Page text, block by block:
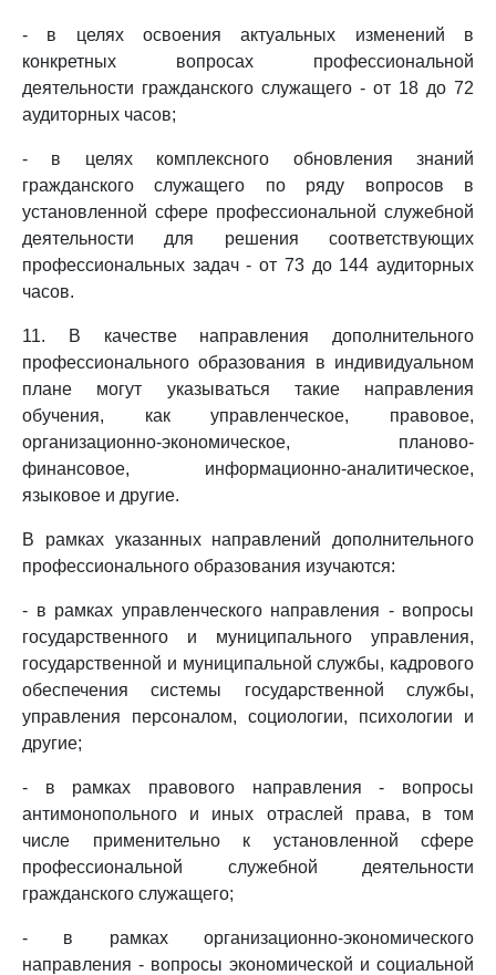
- в целях освоения актуальных изменений в
конкретных вопросах профессиональной
деятельности гражданского служащего - от 18 до 72
аудиторных часов;
- в целях комплексного обновления знаний
гражданского служащего по ряду вопросов в
установленной сфере профессиональной служебной
деятельности для решения соответствующих
профессиональных задач - от 73 до 144 аудиторных
часов.
11. В качестве направления дополнительного
профессионального образования в индивидуальном
плане могут указываться такие направления
обучения, как управленческое, правовое,
организационно-экономическое, планово-
финансовое, информационно-аналитическое,
языковое и другие.
В рамках указанных направлений дополнительного
профессионального образования изучаются:
- в рамках управленческого направления - вопросы
государственного и муниципального управления,
государственной и муниципальной службы, кадрового
обеспечения системы государственной службы,
управления персоналом, социологии, психологии и
другие;
- в рамках правового направления - вопросы
антимонопольного и иных отраслей права, в том
числе применительно к установленной сфере
профессиональной служебной деятельности
гражданского служащего;
- в рамках организационно-экономического
направления - вопросы экономической и социальной